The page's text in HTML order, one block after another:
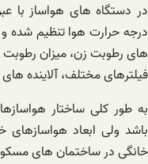
در دستگاه های هواساز با
درجه حرارت هوا تنظیم شده
های رطوبت زن، میزان
فیلترهای مختلف، آلاینده
به طور کلی ساختار
باشد ولی ابعاد
خانگی در ساختمان های